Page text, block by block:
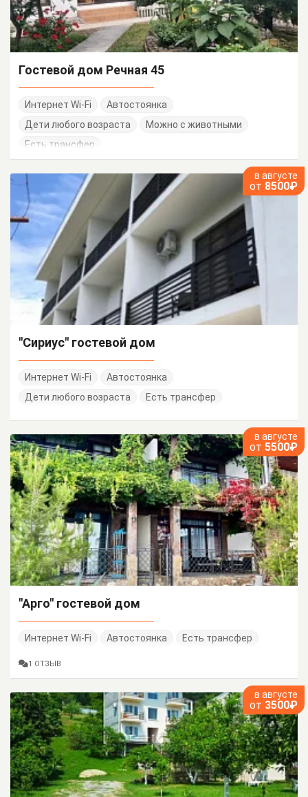
Гостевой дом Речная 45
Интернет Wi-Fi
Автостоянка
Дети любого возраста
Можно с животными
Есть трансфер
в августе
от 8500₽
"Сириус" гостевой дом
Интернет Wi-Fi
Автостоянка
Дети любого возраста
Есть трансфер
в августе
от 5500₽
"Арго" гостевой дом
Интернет Wi-Fi Автостоянка Есть трансфер
1 ОТЗЫВ
в августе
от 3500₽